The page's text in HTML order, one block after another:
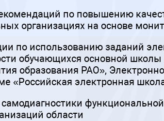
по повышению
организациях на основе
по использованию заданий
обучающихся основной
образования РАО»,
«Российская электронная
области